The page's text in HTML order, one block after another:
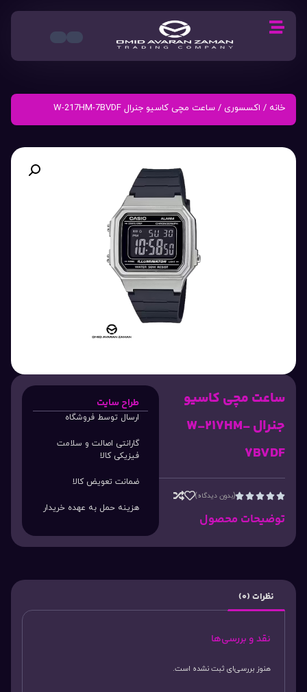
خانه / اکسسوری / ساعت مچی کاسیو جنرال W-217HM-7BVDF
ساعت مچی کاسیو
جنرال W-217HM-
7BVDF




(بدون دیدگاه)
توضیحات محصول
طراح سایت
ارسال توسط فروشگاه
گارانتی اصالت و سلامت
فیزیکی کالا
ضمانت تعویض کالا
هزینه حمل به عهده خریدار
نظرات (0)
نقد و بررسی‌ها
هنوز بررسی‌ای ثبت نشده است.